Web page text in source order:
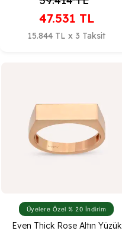
47.531 TL
15.844 TL x 3 Taksit
Üyelere Özel % 20 İndirim
Even Thick Rose Altın Yüzük